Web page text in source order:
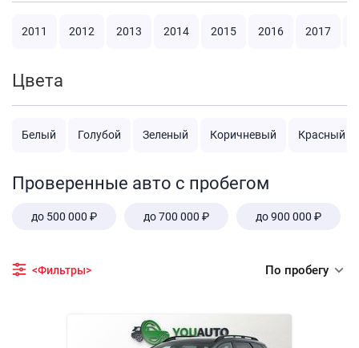
2011 2012 2013 2014 2015 2016 2017
Цвета
Белый Голубой Зеленый Коричневый Красный
Проверенные авто с пробегом
до 500 000 ₽ до 700 000 ₽ до 900 000 ₽
<Фильтры> По пробегу